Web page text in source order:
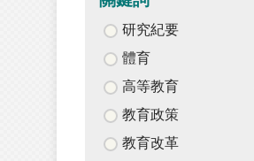
研究紀要
體育
高等教育
教育政策
教育改革